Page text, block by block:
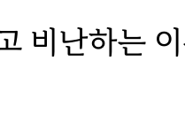
비난하는